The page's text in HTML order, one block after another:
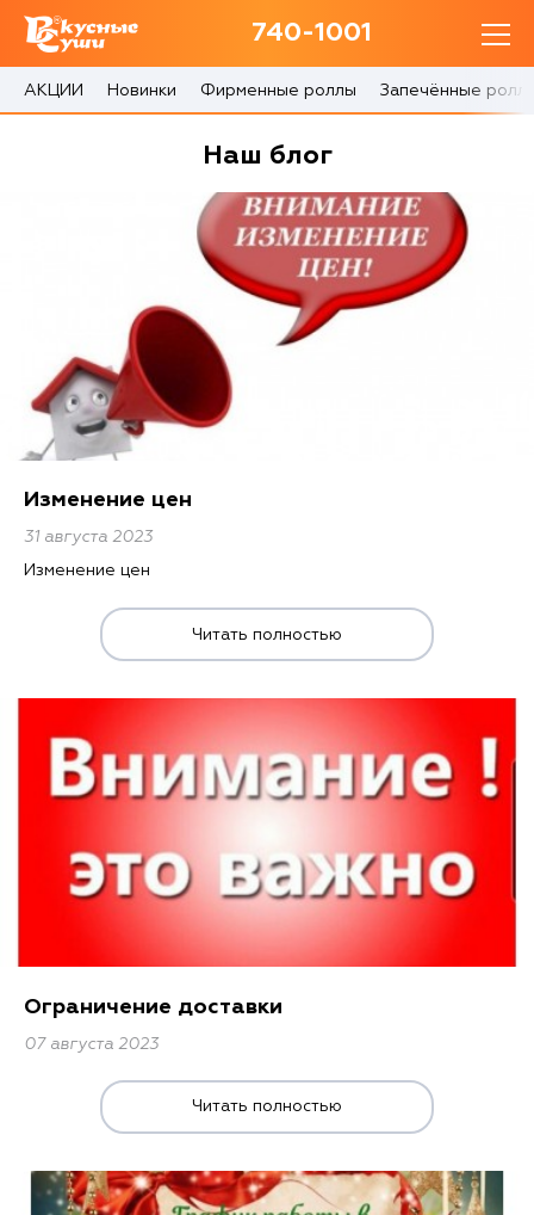
740-1001
740-1001
с 10:00 до 22:30
Главная
Акции
О нас
Отзывы
Войти
Наше приложение
ЗАГРУЗИТЕ НА
ЗАГРУЗИТЕ НА
АКЦИИ Новинки Фирменные роллы Запечённые
Наш блог
Изменение цен
31 августа 2023
Изменение цен
Читать полностью
Ограничение доставки
07 августа 2023
Читать полностью